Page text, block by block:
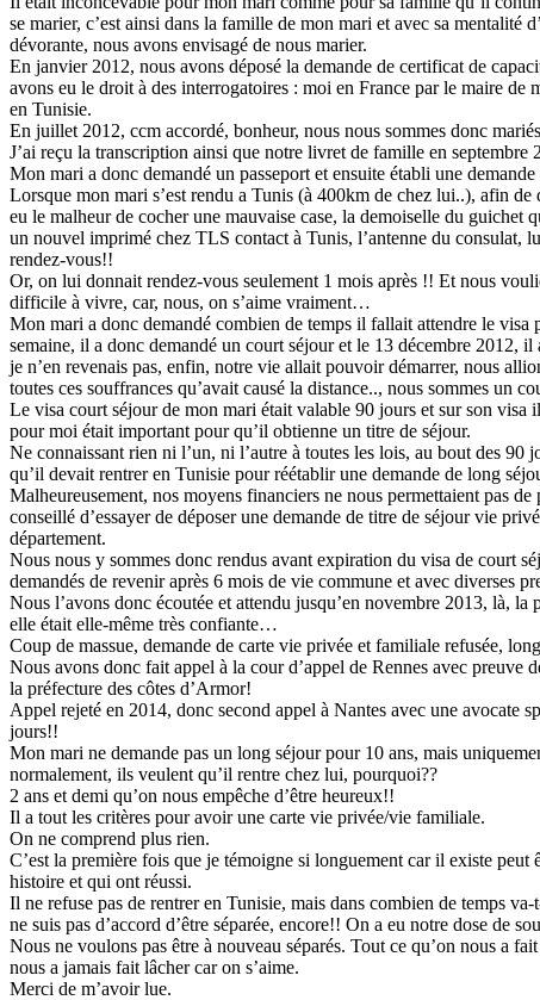
se marier, c’est ainsi dans la famille de mon mari et avec sa mentalité
dévorante, nous avons envisagé de nous marier.
En janvier 2012, nous avons déposé la demande de certificat de
avons eu le droit à des interrogatoires : moi en France par le maire de
en Tunisie.
En juillet 2012, ccm accordé, bonheur, nous nous sommes donc
J’ai reçu la transcription ainsi que notre livret de famille en septembre
Mon mari a donc demandé un passeport et ensuite établi une
Lorsque mon mari s’est rendu a Tunis (à 400km de chez lui..), afin de
eu le malheur de cocher une mauvaise case, la demoiselle du
un nouvel imprimé chez TLS contact à Tunis, l’antenne du consulat,
rendez-vous!!
Or, on lui donnait rendez-vous seulement 1 mois après !! Et nous
difficile à vivre, car, nous, on s’aime vraiment…
Mon mari a donc demandé combien de temps il fallait attendre le visa
semaine, il a donc demandé un court séjour et le 13 décembre 2012,
je n’en revenais pas, enfin, notre vie allait pouvoir démarrer, nous
toutes ces souffrances qu’avait causé la distance.., nous sommes un
Le visa court séjour de mon mari était valable 90 jours et sur son visa
pour moi était important pour qu’il obtienne un titre de séjour.
Ne connaissant rien ni l’un, ni l’autre à toutes les lois, au bout des 90
qu’il devait rentrer en Tunisie pour réétablir une demande de long
Malheureusement, nos moyens financiers ne nous permettaient pas
conseillé d’essayer de déposer une demande de titre de séjour vie
département.
Nous nous y sommes donc rendus avant expiration du visa de court
demandés de revenir après 6 mois de vie commune et avec diverses
Nous l’avons donc écoutée et attendu jusqu’en novembre 2013, là, la
elle était elle-même très confiante…
Coup de massue, demande de carte vie privée et familiale refusée,
Nous avons donc fait appel à la cour d’appel de Rennes avec preuve
la préfecture des côtes d’Armor!
Appel rejeté en 2014, donc second appel à Nantes avec une avocate
jours!!
Mon mari ne demande pas un long séjour pour 10 ans, mais
normalement, ils veulent qu’il rentre chez lui, pourquoi??
2 ans et demi qu’on nous empêche d’être heureux!!
Il a tout les critères pour avoir une carte vie privée/vie familiale.
On ne comprend plus rien.
C’est la première fois que je témoigne si longuement car il existe peut
histoire et qui ont réussi.
Il ne refuse pas de rentrer en Tunisie, mais dans combien de temps
ne suis pas d’accord d’être séparée, encore!! On a eu notre dose de
Nous ne voulons pas être à nouveau séparés. Tout ce qu’on nous a
nous a jamais fait lâcher car on s’aime.
Merci de m’avoir lue.